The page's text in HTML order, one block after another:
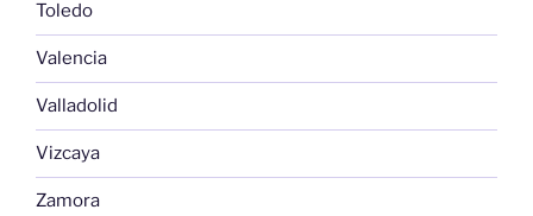
Toledo
Valencia
Valladolid
Vizcaya
Zamora